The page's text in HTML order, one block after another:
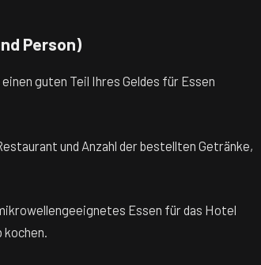
Person)
guten Teil Ihres Geldes für Essen
und Anzahl der bestellten Getränke,
Essen für das Hotel
kochen.